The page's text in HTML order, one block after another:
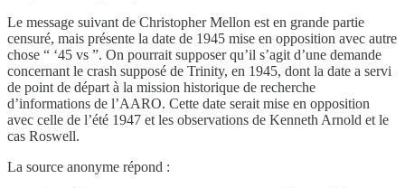
Le message suivant de Christopher Mellon est en grande partie
censuré, mais présente la date de 1945 mise en opposition avec autre
chose “ ‘45 vs ”. On pourrait supposer qu’il s’agit d’une demande
concernant le crash supposé de Trinity, en 1945, dont la date a servi
de point de départ à la mission historique de recherche
d’informations de l’AARO. Cette date serait mise en opposition
avec celle de l’été 1947 et les observations de Kenneth Arnold et le
cas Roswell.
La source anonyme répond :